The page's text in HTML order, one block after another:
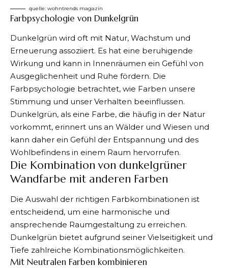
quelle: wohntrends magazin
Farbpsychologie von Dunkelgrün
Dunkelgrün wird oft mit Natur, Wachstum und
Erneuerung assoziiert. Es hat eine beruhigende
Wirkung und kann in Innenräumen ein Gefühl von
Ausgeglichenheit und Ruhe fördern. Die
Farbpsychologie betrachtet, wie Farben unsere
Stimmung und unser Verhalten beeinflussen.
Dunkelgrün, als eine Farbe, die häufig in der Natur
vorkommt, erinnert uns an Wälder und Wiesen und
kann daher ein Gefühl der Entspannung und des
Wohlbefindens in einem Raum hervorrufen.
Die Kombination von dunkelgrüner
Wandfarbe mit anderen Farben
Die Auswahl der richtigen Farbkombinationen ist
entscheidend, um eine harmonische und
ansprechende Raumgestaltung zu erreichen.
Dunkelgrün bietet aufgrund seiner Vielseitigkeit und
Tiefe zahlreiche Kombinationsmöglichkeiten.
Mit Neutralen Farben kombinieren